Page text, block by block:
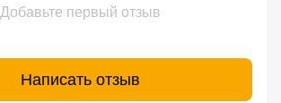
Добавьте первый отзыв
Написать отзыв